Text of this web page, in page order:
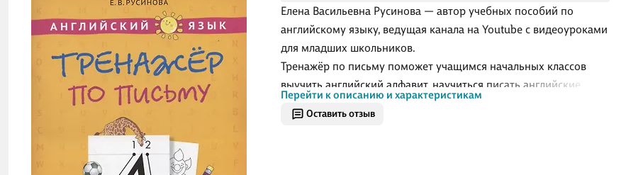
Оставить отзыв
Елена Васильевна Русинова — автор учебных пособий по
английскому языку, ведущая канала на Youtube с видеоуроками
для младших школьников.
Тренажёр по письму поможет учащимся начальных классов
выучить английский алфавит, научиться писать английские
буквы, а также выучить правописание слов, необходимых для
успешного обучения в младших классах.
Перейти к описанию и характеристикам